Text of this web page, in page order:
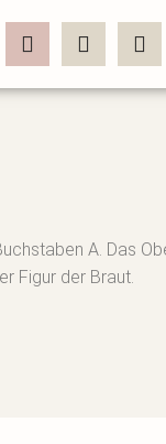
A. Das
Figur der Braut.